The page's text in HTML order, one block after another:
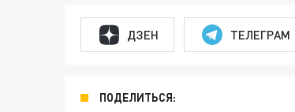
ДЗЕН ТЕЛЕГРАМ
ПОДЕЛИТЬСЯ: